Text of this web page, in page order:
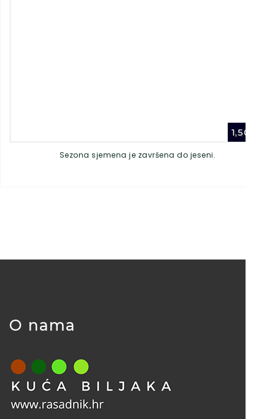
1,50
Sezona sjemena je završena do jeseni.
O nama